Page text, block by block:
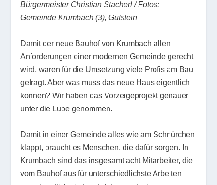
Bürgermeister Christian Stacherl / Fotos:
Gemeinde Krumbach (3), Gutstein
Damit der neue Bauhof von Krumbach allen
Anforderungen einer modernen Gemeinde gerecht
wird, waren für die Umsetzung viele Profis am Bau
gefragt. Aber was muss das neue Haus eigentlich
können? Wir haben das Vorzeigeprojekt genauer
unter die Lupe genommen.
Damit in einer Gemeinde alles wie am Schnürchen
klappt, braucht es Menschen, die dafür sorgen. In
Krumbach sind das insgesamt acht Mitarbeiter, die
vom Bauhof aus für unterschiedlichste Arbeiten